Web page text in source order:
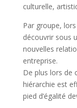
culturelle,
Par groupe,
découvrir sous
nouvelles
entreprise.
De plus lors de
hiérarchie est
pied d’égalité